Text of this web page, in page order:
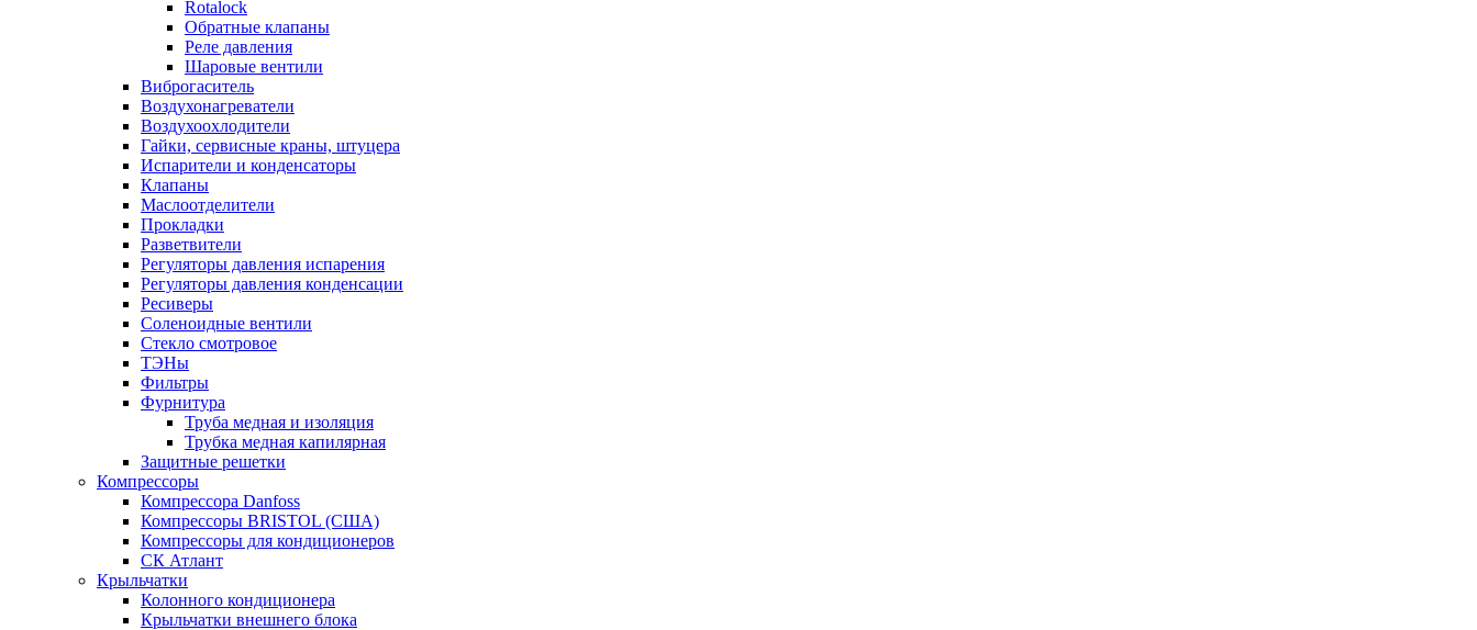
Rotalock
Обратные клапаны
Реле давления
Шаровые вентили
Виброгаситель
Воздухонагреватели
Воздухоохлодители
Гайки, сервисные краны, штуцера
Испарители и конденсаторы
Клапаны
Маслоотделители
Прокладки
Разветвители
Регуляторы давления испарения
Регуляторы давления конденсации
Ресиверы
Соленоидные вентили
Стекло смотровое
ТЭНы
Фильтры
Фурнитура
Труба медная и изоляция
Трубка медная капилярная
Защитные решетки
Компрессоры
Компрессора Danfoss
Компрессоры BRISTOL (США)
Компрессоры для кондиционеров
СК Атлант
Крыльчатки
Колонного кондиционера
Крыльчатки внешнего блока